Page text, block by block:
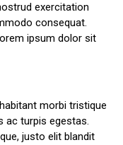
exercitation
consequat.
ipsum dolor sit
morbi tristique
ac turpis egestas.
justo elit blandit